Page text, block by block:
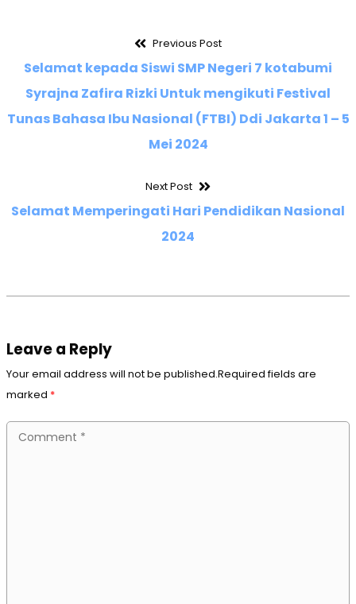
Previous Post
Selamat kepada Siswi SMP Negeri 7 kotabumi
Syrajna Zafira Rizki Untuk mengikuti Festival
Tunas Bahasa Ibu Nasional (FTBI) Ddi Jakarta 1 – 5
Mei 2024
Next Post
Selamat Memperingati Hari Pendidikan Nasional
2024
Leave a Reply
Your email address will not be published.Required fields are
marked *